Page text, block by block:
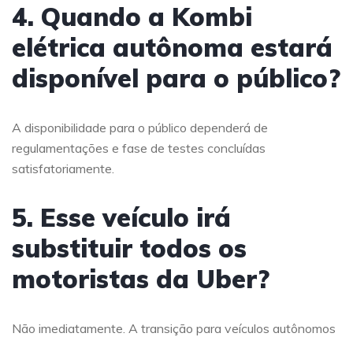
4. Quando a Kombi
elétrica autônoma estará
disponível para o público?
A disponibilidade para o público dependerá de
regulamentações e fase de testes concluídas
satisfatoriamente.
5. Esse veículo irá
substituir todos os
motoristas da Uber?
Não imediatamente. A transição para veículos autônomos